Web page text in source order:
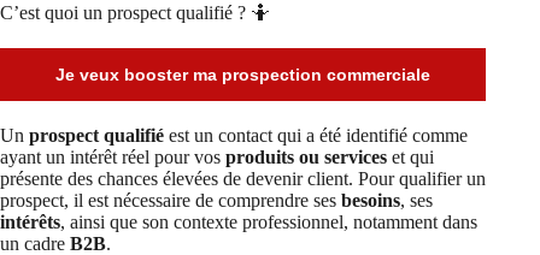
C’est quoi un prospect qualifié ? 🤷
Je veux booster ma prospection commerciale
Un prospect qualifié est un contact qui a été identifié comme
ayant un intérêt réel pour vos produits ou services et qui
présente des chances élevées de devenir client. Pour qualifier un
prospect, il est nécessaire de comprendre ses besoins, ses
intérêts, ainsi que son contexte professionnel, notamment dans
un cadre B2B.